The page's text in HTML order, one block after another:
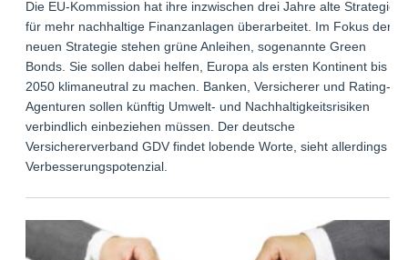
Die EU-Kommission hat ihre inzwischen drei Jahre alte Strategie
für mehr nachhaltige Finanzanlagen überarbeitet. Im Fokus der
neuen Strategie stehen grüne Anleihen, sogenannte Green
Bonds. Sie sollen dabei helfen, Europa als ersten Kontinent bis
2050 klimaneutral zu machen. Banken, Versicherer und Rating-
Agenturen sollen künftig Umwelt- und Nachhaltigkeitsrisiken
verbindlich einbeziehen müssen. Der deutsche
Versichererverband GDV findet lobende Worte, sieht allerdings
Verbesserungspotenzial.